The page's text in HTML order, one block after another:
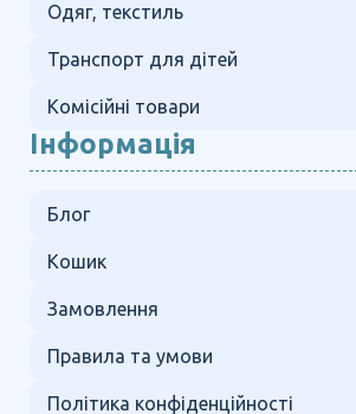
Одяг, текстиль
Транспорт для дітей
Комісійні товари
Інформація
Блог
Кошик
Замовлення
Правила та умови
Політика конфіденційності